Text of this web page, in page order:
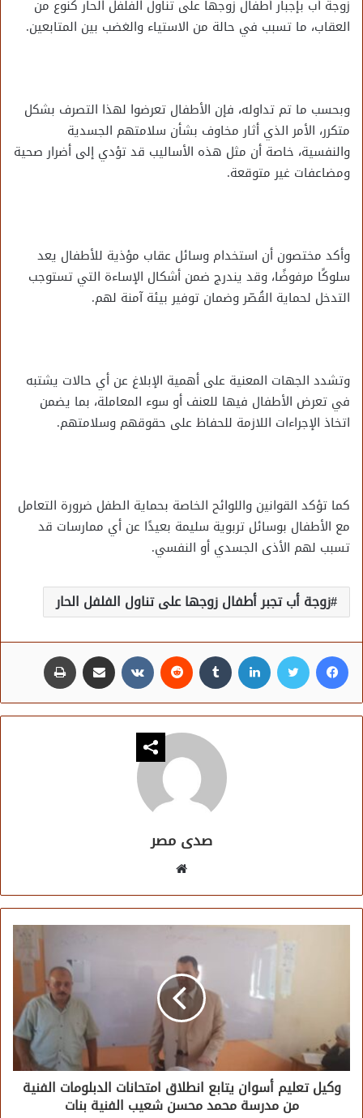
زوجة أب بإجبار أطفال زوجها على تناول الفلفل الحار كنوع من
العقاب، ما تسبب في حالة من الاستياء والغضب بين المتابعين.
وبحسب ما تم تداوله، فإن الأطفال تعرضوا لهذا التصرف بشكل
متكرر، الأمر الذي أثار مخاوف بشأن سلامتهم الجسدية
والنفسية، خاصة أن مثل هذه الأساليب قد تؤدي إلى أضرار صحية
ومضاعفات غير متوقعة.
وأكد مختصون أن استخدام وسائل عقاب مؤذية للأطفال يعد
سلوكًا مرفوضًا، وقد يندرج ضمن أشكال الإساءة التي تستوجب
التدخل لحماية القُصّر وضمان توفير بيئة آمنة لهم.
وتشدد الجهات المعنية على أهمية الإبلاغ عن أي حالات يشتبه
في تعرض الأطفال فيها للعنف أو سوء المعاملة، بما يضمن
اتخاذ الإجراءات اللازمة للحفاظ على حقوقهم وسلامتهم.
كما تؤكد القوانين واللوائح الخاصة بحماية الطفل ضرورة التعامل
مع الأطفال بوسائل تربوية سليمة بعيدًا عن أي ممارسات قد
تسبب لهم الأذى الجسدي أو النفسي.
زوجة أب تجبر أطفال زوجها على تناول الفلفل الحار
فيسبوك تويتر لينكدإن مشاركة عبر البريد
صدى مصر
وكيل تعليم أسوان يتابع انطلاق امتحانات الدبلومات الفنية
من مدرسة محمد محسن شعيب الفنية بنات